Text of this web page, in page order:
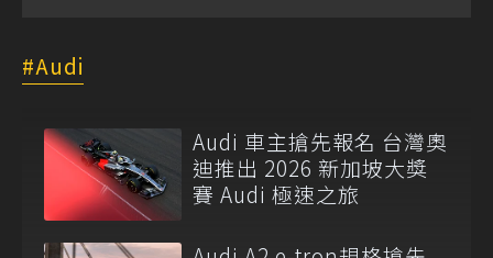
Audi
Audi 車主搶先報名 台灣奧
迪推出 2026 新加坡大獎
賽 Audi 極速之旅